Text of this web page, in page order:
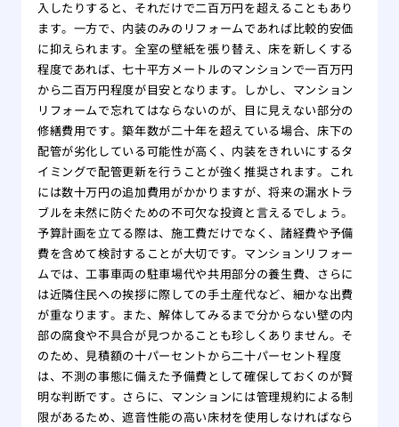
入したりすると、それだけで二百万円を超えることもあり
ます。一方で、内装のみのリフォームであれば比較的安価
に抑えられます。全室の壁紙を張り替え、床を新しくする
程度であれば、七十平方メートルのマンションで一百万円
から二百万円程度が目安となります。しかし、マンション
リフォームで忘れてはならないのが、目に見えない部分の
修繕費用です。築年数が二十年を超えている場合、床下の
配管が劣化している可能性が高く、内装をきれいにするタ
イミングで配管更新を行うことが強く推奨されます。これ
には数十万円の追加費用がかかりますが、将来の漏水トラ
ブルを未然に防ぐための不可欠な投資と言えるでしょう。
予算計画を立てる際は、施工費だけでなく、諸経費や予備
費を含めて検討することが大切です。マンションリフォー
ムでは、工事車両の駐車場代や共用部分の養生費、さらに
は近隣住民への挨拶に際しての手土産代など、細かな出費
が重なります。また、解体してみるまで分からない壁の内
部の腐食や不具合が見つかることも珍しくありません。そ
のため、見積額の十パーセントから二十パーセント程度
は、不測の事態に備えた予備費として確保しておくのが賢
明な判断です。さらに、マンションには管理規約による制
限があるため、遮音性能の高い床材を使用しなければなら